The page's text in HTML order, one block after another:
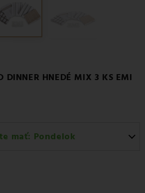
DINNER HNEDÉ MIX 3 KS EMI
mať: Pondelok